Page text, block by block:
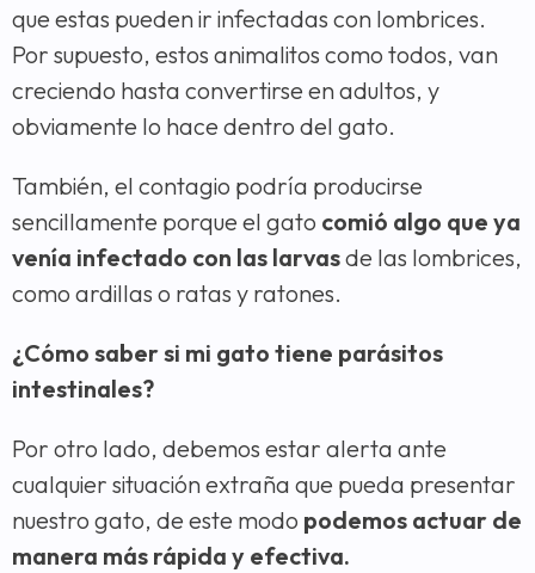
que estas pueden ir infectadas con lombrices.
Por supuesto, estos animalitos como todos, van
creciendo hasta convertirse en adultos, y
obviamente lo hace dentro del gato.
También, el contagio podría producirse
sencillamente porque el gato comió algo que ya
venía infectado con las larvasde las lombrices,
como ardillas o ratas y ratones.
¿Cómo saber si mi gato tiene parásitos
intestinales?
Por otro lado, debemos estar alerta ante
cualquier situación extraña que pueda presentar
nuestro gato, de este modo podemos actuar de
manera más rápida y efectiva.